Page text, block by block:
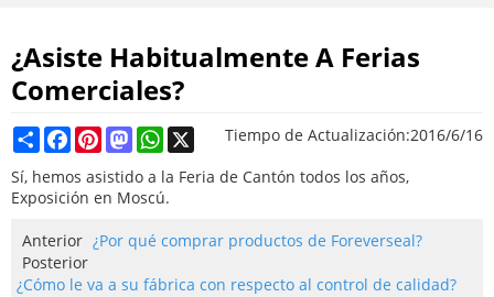
¿Asiste Habitualmente A Ferias
Comerciales?
ShareFacebook
PinterestMastodonWhatsAppTiempo de Actualización:2016/6/16
Sí, hemos asistido a la Feria de Cantón todos los años,
Exposición en Moscú.
Anterior ¿Por qué comprar productos de Foreverseal?
Posterior
¿Cómo le va a su fábrica con respecto al control de calidad?